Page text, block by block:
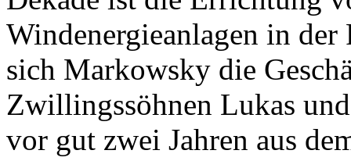
Windenergieanlagen in
sich Markowsky die
Zwillingssöhnen Lukas
vor gut zwei Jahren aus